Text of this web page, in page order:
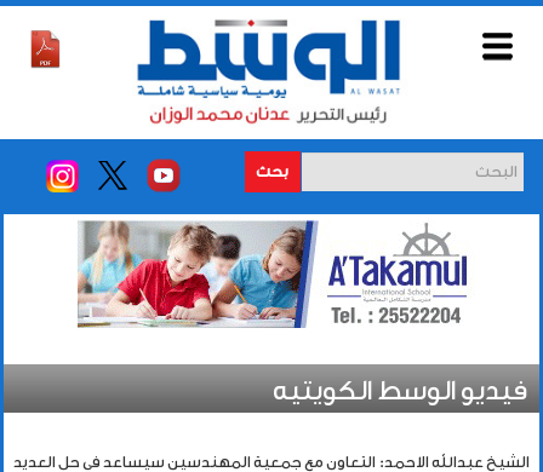
بحث
فيديو الوسط الكويتيه
الشيخ عبدالله الاحمد: التعاون مع جمعية المهندسين سيساعد في حل العديد